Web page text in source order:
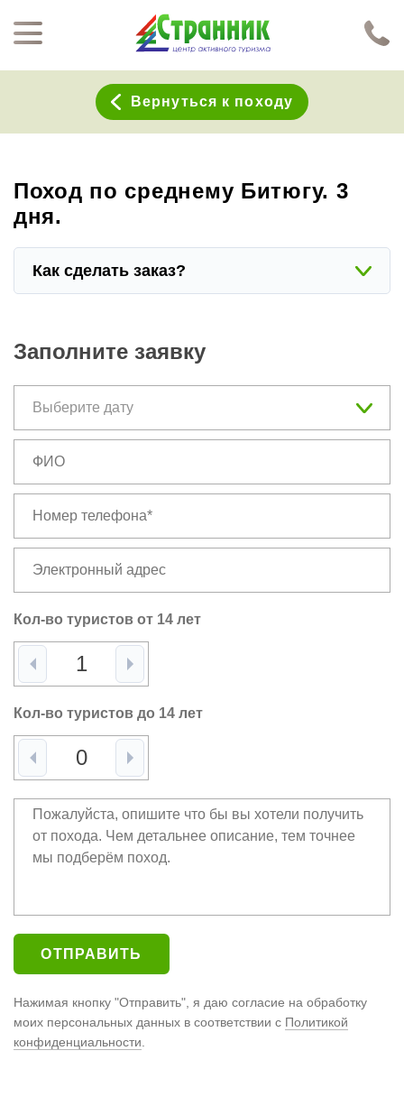
Вернуться к походу
Поход по среднему Битюгу. 3
дня.
Как сделать заказ?
Заполните заявку
Кол-во туристов от 14 лет
Кол-во туристов до 14 лет
Нажимая кнопку "Отправить", я даю согласие на обработку
моих персональных данных в соответствии с Политикой
конфиденциальности